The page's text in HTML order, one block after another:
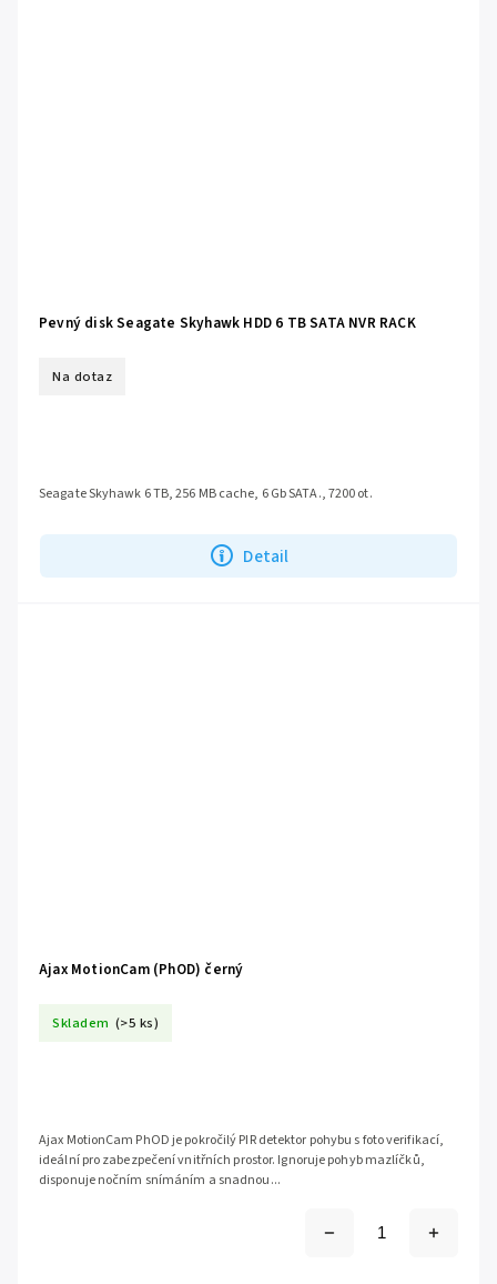
Pevný disk Seagate Skyhawk HDD 6 TB SATA NVR RACK
Na dotaz
Detail
Seagate Skyhawk 6 TB, 256 MB cache, 6 Gb SATA., 7200 ot.
Ajax MotionCam (PhOD) černý
Skladem (>5 ks)
Ajax MotionCam PhOD je pokročilý PIR detektor pohybu s foto verifikací,
ideální pro zabezpečení vnitřních prostor. Ignoruje pohyb mazlíčků,
disponuje nočním snímáním a snadnou...